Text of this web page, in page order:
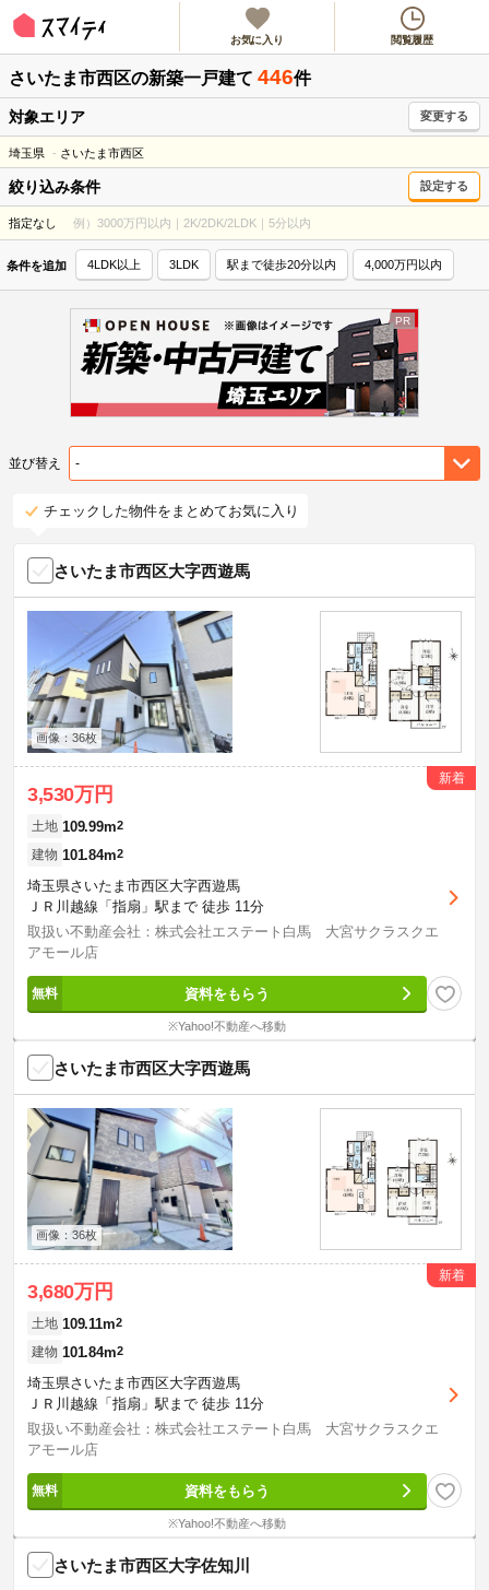
お気に入り 閲覧履歴
さいたま市西区の新築一戸建て 446件
対象エリア 変更する
埼玉県 さいたま市西区
絞り込み条件 設定する
指定なし 例）3000万円以内｜2K/2DK/2LDK｜5分以内
条件を追加 4LDK以上 3LDK 駅まで徒歩20分以内 4,000万円以内
並び替え
チェックした物件をまとめてお気に入り
さいたま市西区大字西遊馬
画像：36枚
3,530万円
新着
土地 109.99m2
建物 101.84m2
埼玉県さいたま市西区大字西遊馬
ＪＲ川越線「指扇」駅まで 徒歩 11分
取扱い不動産会社：株式会社エステート白馬 大宮サクラスクエ
アモール店
資料をもらう
※Yahoo!不動産へ移動
さいたま市西区大字西遊馬
画像：36枚
3,680万円
新着
土地 109.11m2
建物 101.84m2
埼玉県さいたま市西区大字西遊馬
ＪＲ川越線「指扇」駅まで 徒歩 11分
取扱い不動産会社：株式会社エステート白馬 大宮サクラスクエ
アモール店
資料をもらう
※Yahoo!不動産へ移動
さいたま市西区大字佐知川